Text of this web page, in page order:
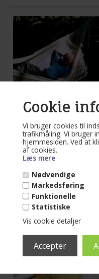
Cookie
Vi bruger cookies til
trafikmåling. Vi bruger
hjemmesiden. Ved at
af cookies.
Læs mere
Nødvendige
Markedsføring
Funktionelle
Statistiske
Vis cookie detaljer